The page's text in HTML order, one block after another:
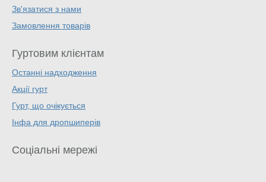
Зв'язатися з нами
Замовлення товарів
Гуртовим клієнтам
Останні надходження
Акції гурт
Гурт, що очікується
Інфа для дропшиперів
Соціальні мережі